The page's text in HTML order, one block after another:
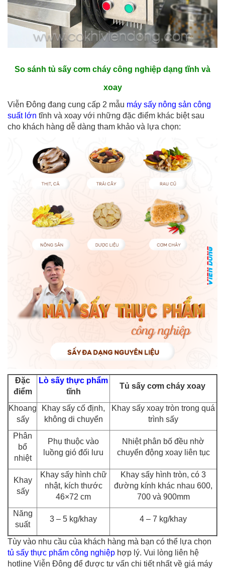
So sánh tủ sấy cơm cháy công nghiệp dạng tĩnh và
xoay
Viễn Đông đang cung cấp 2 mẫu máy sấy nông sản công
suất lớn tĩnh và xoay với những đặc điểm khác biệt sau
cho khách hàng dễ dàng tham khảo và lựa chọn:
Đặc
điểm
Lò sấy thực phẩm
tĩnh
Tủ sấy cơm cháy xoay
Khoang
sấy
Khay sấy cố định,
không di chuyển
Khay sấy xoay tròn trong quá
trình sấy
Phân
bổ
nhiệt
Phụ thuộc vào
luồng gió đối lưu
Nhiệt phân bố đều nhờ
chuyển động xoay liên tục
Khay
sấy
Khay sấy hình chữ
nhật, kích thước
46×72 cm
Khay sấy hình tròn, có 3
đường kính khác nhau 600,
700 và 900mm
Năng
suất
3 – 5 kg/khay 4 – 7 kg/khay
Tùy vào nhu cầu của khách hàng mà bạn có thể lựa chọn
tủ sấy thực phẩm công nghiệp hợp lý. Vui lòng liên hệ
hotline Viễn Đông để được tư vấn chi tiết nhất về giá máy